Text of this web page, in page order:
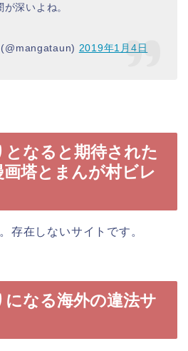
深いよね。
2019年1月4日
なると期待された
塔とまんが村ビレ
存在しないサイトです。
なる海外の違法サ